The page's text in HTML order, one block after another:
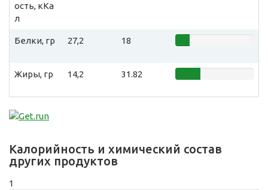
ость, кКа
л
Белки, гр 27,2 18
Жиры, гр 14,2 31.82
Калорийность и химический состав
других продуктов
1